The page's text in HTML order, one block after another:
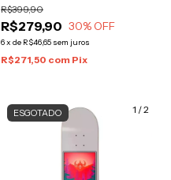
R$279,90
R$399,90
30% OFF
6x de R$46,65 sem juros
R$271,50 com Pix
1 /2
ESGOTADO